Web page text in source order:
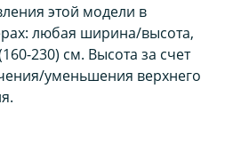
этой модели в
любая ширина/высота,
230) см. Высота за счет
уменьшения верхнего